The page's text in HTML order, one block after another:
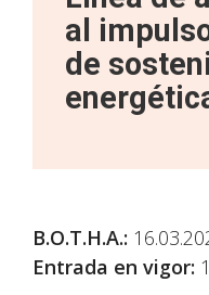
al
de
B.O.T.H.A.:
Entrada en vigor: